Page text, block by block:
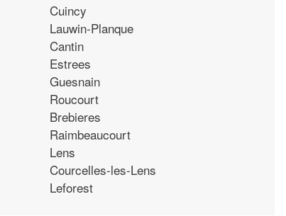
Cuincy
Lauwin-Planque
Cantin
Estrees
Guesnain
Roucourt
Brebieres
Raimbeaucourt
Lens
Courcelles-les-Lens
Leforest